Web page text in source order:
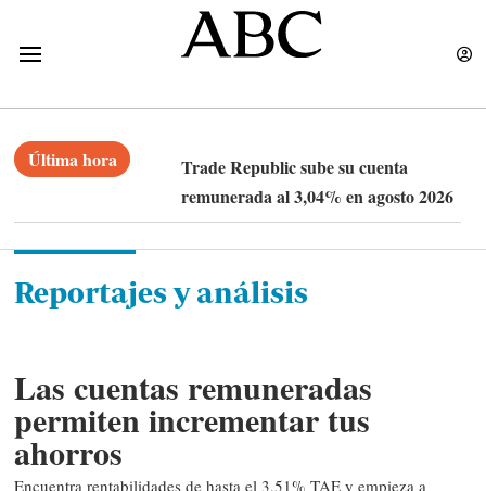
Última hora
Trade Republic sube su cuenta
remunerada al 3,04% enagosto 2026
Reportajes y análisis
Las cuentas remuneradas
permiten incrementar tus
ahorros
Encuentra rentabilidades de hasta el 3,51% TAE y empieza a